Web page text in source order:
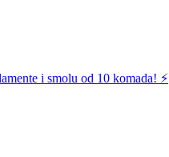
i smolu od 10 komada! ⚡️